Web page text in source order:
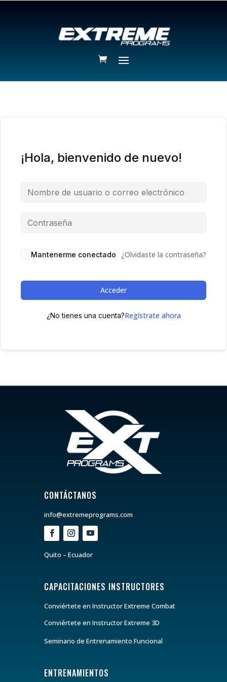
¡Hola, bienvenido de nuevo!
Mantenerme conectado ¿Olvidaste la contraseña?
Acceder
¿No tienes una cuenta?Regístrate ahora
CONTÁCTANOS
info@extremeprograms.com
Quito – Ecuador
CAPACITACIONES INSTRUCTORES
Conviértete en Instructor Extreme Combat
Conviértete en Instructor Extreme 3D
Seminario de Entrenamiento Funcional
ENTRENAMIENTOS